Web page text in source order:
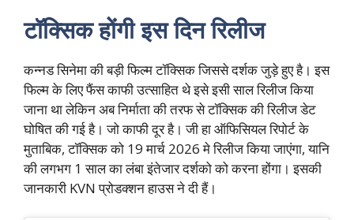
टॉक्सिक होंगी इस दिन रिलीज
कन्नड सिनेमा की बड़ी फिल्म टॉक्सिक जिससे दर्शक जुड़े हुए है। इस
फिल्म के लिए फैंस काफी उत्साहित थे इसे इसी साल रिलीज किया
जाना था लेकिन अब निर्माता की तरफ से टॉक्सिक की रिलीज डेट
घोषित की गई है। जो काफी दूर है। जी हा ऑफिसियल रिपोर्ट के
मुताबिक, टॉक्सिक को 19 मार्च 2026 मे रिलीज किया जाएंगा, यानि
की लगभग 1 साल का लंबा इंतेजार दर्शको को करना होंगा। इसकी
जानकारी KVN प्रोडक्शन हाउस ने दी हैं।